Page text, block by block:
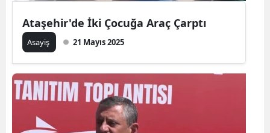
Ataşehir'de İki Çocuğa Araç Çarptı
Asayiş 21 Mayıs 2025